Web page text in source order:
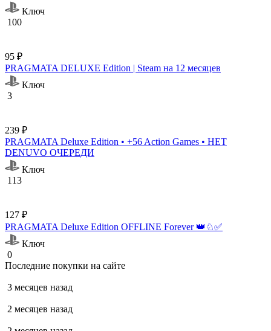
Ключ
100
95 ₽
PRAGMATA DELUXE Edition | Steam на 12 месяцев
Ключ
3
239 ₽
PRAGMATA Deluxe Edition • +56 Action Games • НЕТ
DENUVO ОЧЕРЕДИ
Ключ
113
127 ₽
PRAGMATA Deluxe Edition OFFLINE Forever 👑♘✅
Ключ
0
Последние покупки на сайте
3 месяцев назад
2 месяцев назад